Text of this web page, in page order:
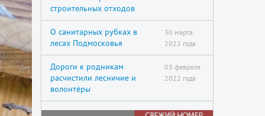
строительных отходов
О санитарных рубках в
лесах Подмосковья
30 марта
2022 года
Дороги к родникам
расчистили лесничие и
волонтёры
03 февраля
2022 года